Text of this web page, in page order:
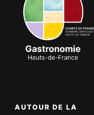
AUTOUR DE LA